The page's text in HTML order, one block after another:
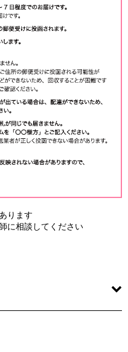
ります
に相談してください